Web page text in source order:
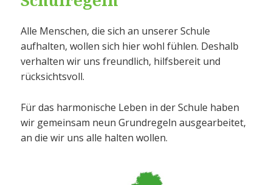
Alle Menschen, die sich an unserer Schule
aufhalten, wollen sich hier wohl fühlen. Deshalb
verhalten wir uns freundlich, hilfsbereit und
rücksichtsvoll.
Für das harmonische Leben in der Schule haben
wir gemeinsam neun Grundregeln ausgearbeitet,
an die wir uns alle halten wollen.